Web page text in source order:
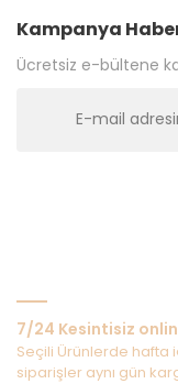
Kampanya
Ücretsiz e-bültene
7/24 Kesintisiz
Seçili Ürünlerde hafta
siparişler aynı gün